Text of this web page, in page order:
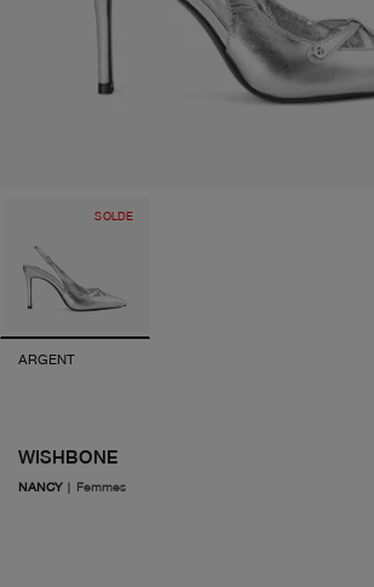
SOLDE
ARGENT
WISHBONE
NANCY | Femmes